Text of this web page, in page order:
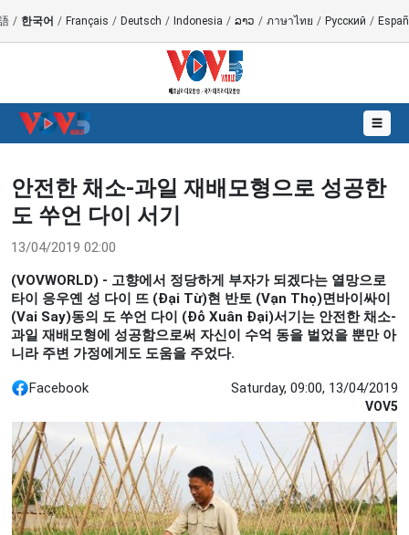
/ 한국어 / Français / Deutsch / Indonesia / ລາວ / ภาษาไทย / Русский /
☰
안전한 채소-과일 재배모형으로 성공한
도 쑤언 다이 서기
13/04/2019 02:00
(VOVWORLD) - 고향에서 정당하게 부자가 되겠다는 열망으로
타이 응우옌 성 다이 뜨 (Đại Từ)현 반토 (Vạn Thọ)면바이싸이
(Vai Say)동의 도 쑤언 다이 (Đỗ Xuân Đại)서기는 안전한 채소-
과일 재배모형에 성공함으로써 자신이 수억 동을 벌었을 뿐만 아
니라 주변 가정에게도 도움을 주었다.
Facebook Saturday, 09:00, 13/04/2019
VOV5